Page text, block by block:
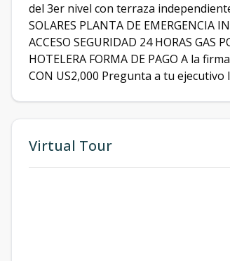
del 3er nivel con terraza
SOLARES PLANTA DE EMERGENCIA
ACCESO SEGURIDAD 24 HORAS GAS
HOTELERA FORMA DE PAGO A la
CON US2,000 Pregunta a tu
Virtual Tour